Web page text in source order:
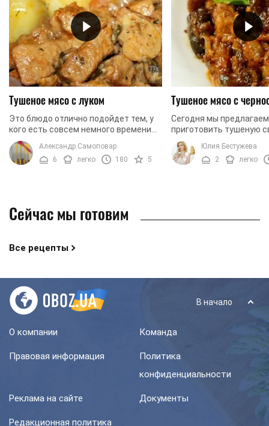
Тушеное мясо с луком
Это блюдо отлично подойдет тем, у
кого есть совсем немного времени
на готовку, а в результате хочется
получить вкусное и сочное мясо. В
данном ...
Александр Самоповар
6
легко 180 5
Тушеное мясо с
Сегодня мы
приготовить тушеную
черносливом. Такое
легко готовить,
соблюдать этапы ...
Юлия Бестужева
2
легко
Сейчас мы готовим
Все рецепты
В начало
О компании Команда
Правовая информация
Политика
конфиденциальности
Реклама на сайте Документы
Редакционная политика